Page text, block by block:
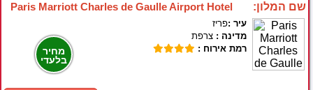
Paris Marriott Charles de Gaulle Airport Hotel שם המלון:
מחיר
בלעדי
עיר :פריז
מדינה : צרפת
רמת אירוח :